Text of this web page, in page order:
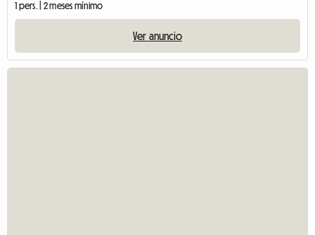
1 pers. | 2 meses mínimo
Ver anuncio